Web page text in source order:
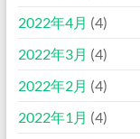
2022年4月 (4)
2022年3月 (4)
2022年2月 (4)
2022年1月 (4)